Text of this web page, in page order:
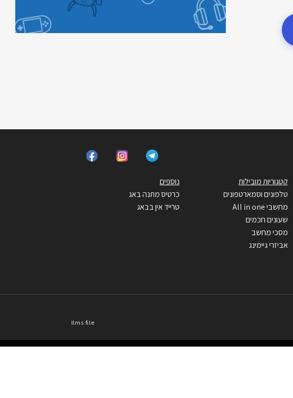
קטגוריות מובילות
טלפונים וסמארטפונים
מחשבי All in one
שעונים חכמים
מסכי מחשב
אביזרי גיימינג
נוספים
כרטיס מתנה באג
טרייד אין בבאג
llms file